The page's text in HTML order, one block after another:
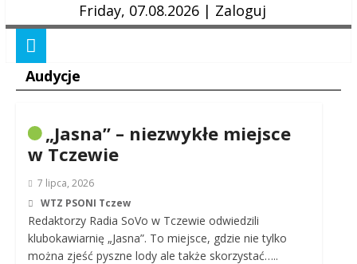
Friday, 07.08.2026 | Zaloguj
Audycje
„Jasna” – niezwykłe miejsce
w Tczewie
7 lipca, 2026
WTZ PSONI Tczew
Redaktorzy Radia SoVo w Tczewie odwiedzili
klubokawiarnię „Jasna”. To miejsce, gdzie nie tylko
można zjeść pyszne lody ale także skorzystać…..